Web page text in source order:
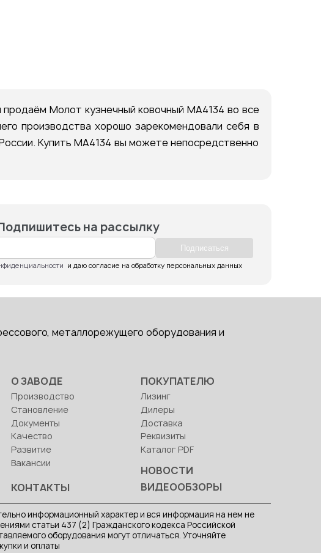
Молот кузнечный ковочный МА4134 во все
производства хорошо зарекомендовали себя в
Купить МА4134 вы можете непосредственно
на рассылку
Подпиcаться
  и даю согласие на обработку персональных данных
металлорежущего оборудования и
О ЗАВОДЕ
Производство
Становление
Документы
Качество
Развитие
Вакансии
КОНТАКТЫ
ПОКУПАТЕЛЮ
Лизинг
Дилеры
Доставка
Реквизиты
Каталог PDF
НОВОСТИ
ВИДЕООБЗОРЫ
информационный характер и вся информация на нем не
статьи 437 (2) Гражданского кодекса Российской
оборудования могут отличаться. Уточняйте
и оплаты